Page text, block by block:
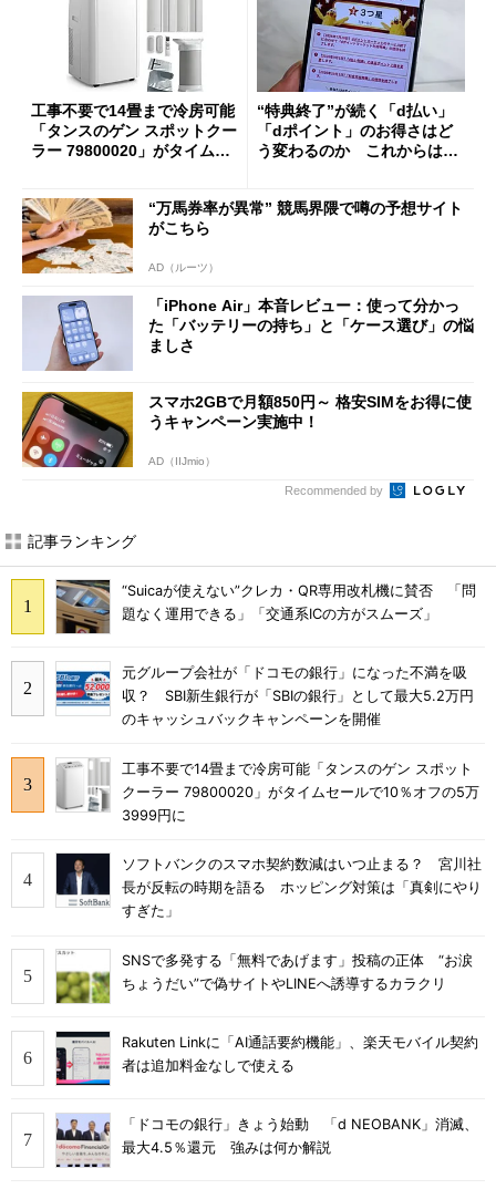
工事不要で14畳まで冷房可能
「タンスのゲン スポットクー
ラー 79800020」がタイムセ
“特典終了”が続く「d払い」
「dポイント」のお得さはど
う変わるのか これからは
“万馬券率が異常” 競馬界隈で噂の予想サイト
がこちら
AD（ルーツ）
「iPhone Air」本音レビュー：使って分かっ
た「バッテリーの持ち」と「ケース選び」の悩
ましさ
スマホ2GBで月額850円～ 格安SIMをお得に使
うキャンペーン実施中！
AD（IIJmio）
Recommended by
記事ランキング
“Suicaが使えない”クレカ・QR専用改札機に賛否 「問
題なく運用できる」「交通系ICの方がスムーズ」
元グループ会社が「ドコモの銀行」になった不満を吸
収？ SBI新生銀行が「SBIの銀行」として最大5.2万円
のキャッシュバックキャンペーンを開催
工事不要で14畳まで冷房可能「タンスのゲン スポット
クーラー 79800020」がタイムセールで10％オフの5万
3999円に
ソフトバンクのスマホ契約数減はいつ止まる？ 宮川社
長が反転の時期を語る ホッピング対策は「真剣にやり
すぎた」
SNSで多発する「無料であげます」投稿の正体 “お涙
ちょうだい”で偽サイトやLINEへ誘導するカラクリ
Rakuten Linkに「AI通話要約機能」、楽天モバイル契約
者は追加料金なしで使える
「ドコモの銀行」きょう始動 「d NEOBANK」消滅、
最大4.5％還元 強みは何か解説